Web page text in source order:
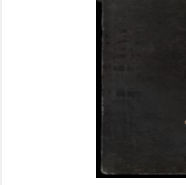
Boleslav.
Aktuální
informace
ze
a